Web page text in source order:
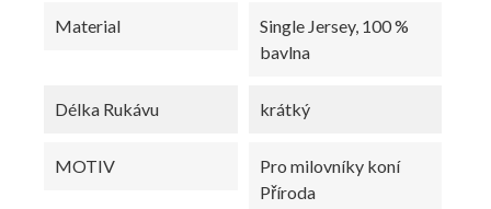
Material
Single Jersey, 100 %
bavlna
Délka Rukávu krátký
MOTIV
Pro milovníky koní
Příroda